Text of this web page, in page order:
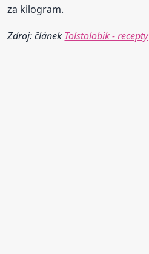
za kilogram.
Zdroj: článek Tolstolobik - recepty